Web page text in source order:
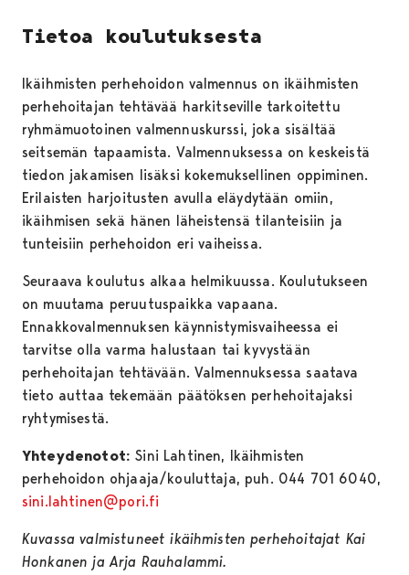
Tietoa koulutuksesta
Ikäihmisten perhehoidon valmennus on ikäihmisten
perhehoitajan tehtävää harkitseville tarkoitettu
ryhmämuotoinen valmennuskurssi, joka sisältää
seitsemän tapaamista. Valmennuksessa on keskeistä
tiedon jakamisen lisäksi kokemuksellinen oppiminen.
Erilaisten harjoitusten avulla eläydytään omiin,
ikäihmisen sekä hänen läheistensä tilanteisiin ja
tunteisiin perhehoidon eri vaiheissa.
Seuraava koulutus alkaa helmikuussa. Koulutukseen
on muutama peruutuspaikka vapaana.
Ennakkovalmennuksen käynnistymisvaiheessa ei
tarvitse olla varma halustaan tai kyvystään
perhehoitajan tehtävään. Valmennuksessa saatava
tieto auttaa tekemään päätöksen perhehoitajaksi
ryhtymisestä.
Yhteydenotot: Sini Lahtinen, Ikäihmisten
perhehoidon ohjaaja/kouluttaja, puh. 044 701 6040,
sini.lahtinen@pori.fi
Kuvassa valmistuneet ikäihmisten perhehoitajat Kai
Honkanen ja Arja Rauhalammi.